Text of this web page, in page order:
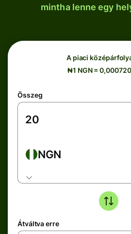
mintha lenne egy
A piaci
₦1 NGN =
Összeg
NGN
Átváltva erre